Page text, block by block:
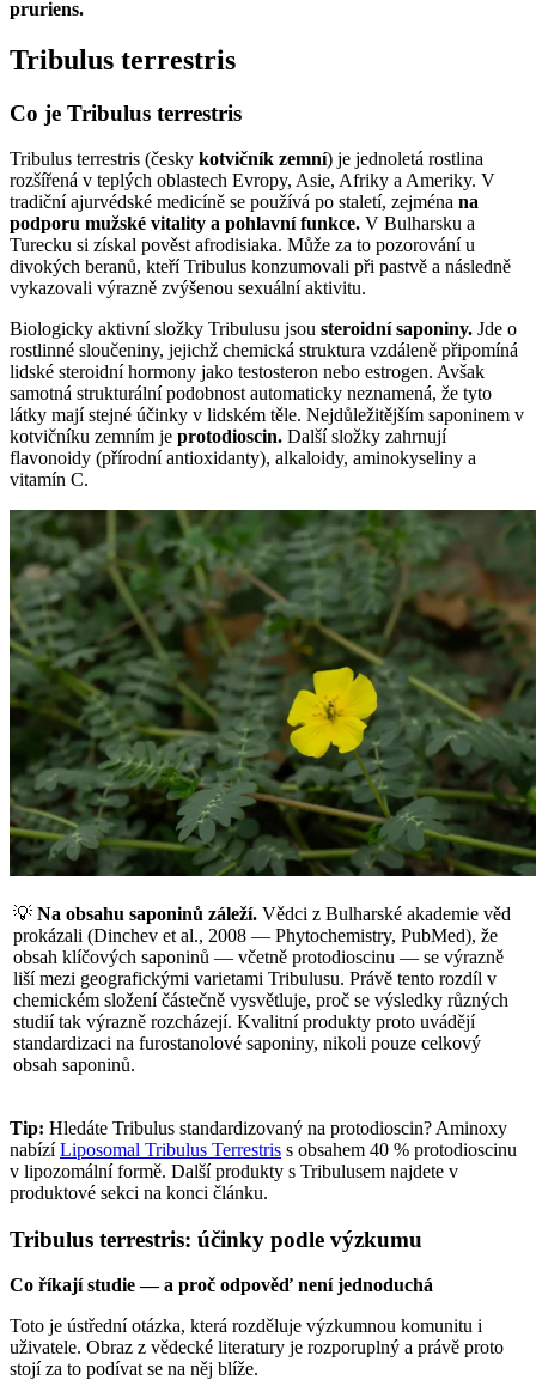
pruriens.
Tribulus terrestris
Co je Tribulus terrestris
Tribulus terrestris (česky kotvičník zemní) je jednoletá rostlina
rozšířená v teplých oblastech Evropy, Asie, Afriky a Ameriky. V
tradiční ajurvédské medicíně se používá po staletí, zejména na
podporu mužské vitality a pohlavní funkce. V Bulharsku a
Turecku si získal pověst afrodisiaka. Může za to pozorování u
divokých beranů, kteří Tribulus konzumovali při pastvě a následně
vykazovali výrazně zvýšenou sexuální aktivitu.
Biologicky aktivní složky Tribulusu jsou steroidní saponiny. Jde o
rostlinné sloučeniny, jejichž chemická struktura vzdáleně připomíná
lidské steroidní hormony jako testosteron nebo estrogen. Avšak
samotná strukturální podobnost automaticky neznamená, že tyto
látky mají stejné účinky v lidském těle. Nejdůležitějším saponinem v
kotvičníku zemním je protodioscin. Další složky zahrnují
flavonoidy (přírodní antioxidanty), alkaloidy, aminokyseliny a
vitamín C.
💡 Na obsahu saponinů záleží. Vědci z Bulharské akademie věd
prokázali (Dinchev et al., 2008 — Phytochemistry, PubMed), že
obsah klíčových saponinů — včetně protodioscinu — se výrazně
liší mezi geografickými varietami Tribulusu. Právě tento rozdíl v
chemickém složení částečně vysvětluje, proč se výsledky různých
studií tak výrazně rozcházejí. Kvalitní produkty proto uvádějí
standardizaci na furostanolové saponiny, nikoli pouze celkový
obsah saponinů.
Tip: Hledáte Tribulus standardizovaný na protodioscin? Aminoxy
nabízíLiposomal Tribulus Terrestris s obsahem 40 % protodioscinu
v lipozomální formě. Další produkty s Tribulusem najdete v
produktové sekci na konci článku.
Tribulus terrestris: účinky podle výzkumu
Co říkají studie — a proč odpověď není jednoduchá
Toto je ústřední otázka, která rozděluje výzkumnou komunitu i
uživatele. Obraz z vědecké literatury je rozporuplný a právě proto
stojí za to podívat se na něj blíže.